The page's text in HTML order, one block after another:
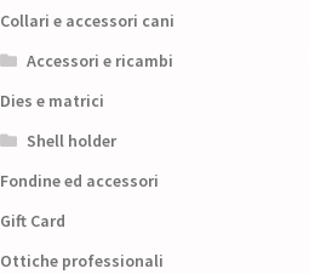
Collari e accessori cani
Accessori e ricambi
Dies e matrici
Shell holder
Fondine ed accessori
Gift Card
Ottiche professionali